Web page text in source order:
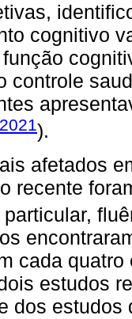
cognitivo
controle
).
afetados
recente
cada
estudos
dos